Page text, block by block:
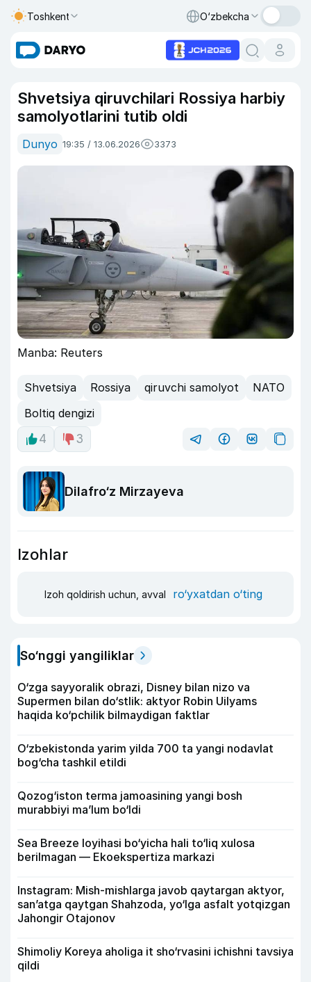
Toshkent O‘zbekcha
Shvetsiya qiruvchilari Rossiya harbiy
samolyotlarini tutib oldi
Dunyo 19:35 / 13.06.2026 3373
Manba: Reuters
Shvetsiya Rossiya qiruvchi samolyot
NATO
Boltiq dengizi
4
3
Dilafro‘z Mirzayeva
Izohlar
Izoh qoldirish uchun, avval ro‘yxatdan o‘ting
So‘nggi yangiliklar
O‘zga sayyoralik obrazi, Disney bilan nizo va
Supermen bilan do‘stlik: aktyor Robin Uilyams
haqida ko‘pchilik bilmaydigan faktlar
O‘zbekistonda yarim yilda 700 ta yangi nodavlat
bog‘cha tashkil etildi
Qozog‘iston terma jamoasining yangi bosh
murabbiyi ma’lum bo‘ldi
Sea Breeze loyihasi bo‘yicha hali to‘liq xulosa
berilmagan — Ekoekspertiza markazi
Instagram: Mish-mishlarga javob qaytargan aktyor,
san’atga qaytgan Shahzoda, yo‘lga asfalt yotqizgan
Jahongir Otajonov
Shimoliy Koreya aholiga it sho‘rvasini ichishni tavsiya
qildi